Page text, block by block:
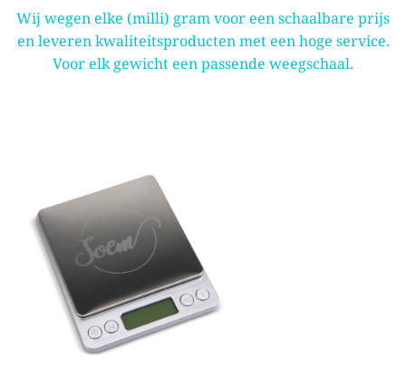
Wij wegen elke (milli) gram voor een schaalbare prijs
en leveren kwaliteitsproducten met een hoge service.
Voor elk gewicht een passende weegschaal.